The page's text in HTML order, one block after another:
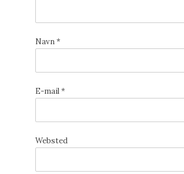
Navn*
E-mail*
Websted